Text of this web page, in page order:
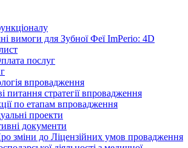
вимоги для Зубної Феї ImPerio: 4D
послуг
впровадження
питання стратегії впровадження
по етапам впровадження
проекти
документи
зміни до Ліцензійних умов провадження